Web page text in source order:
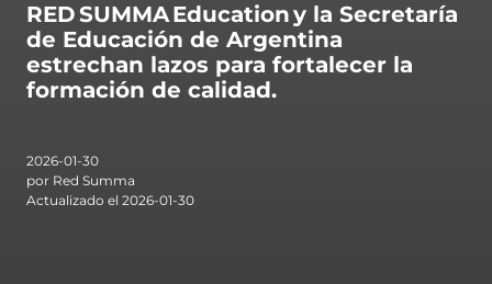
RED SUMMA Education y la Secretaría
de Educación de Argentina
estrechan lazos para fortalecer la
formación de calidad.
2026-01-30
por Red Summa
Actualizado el 2026-01-30